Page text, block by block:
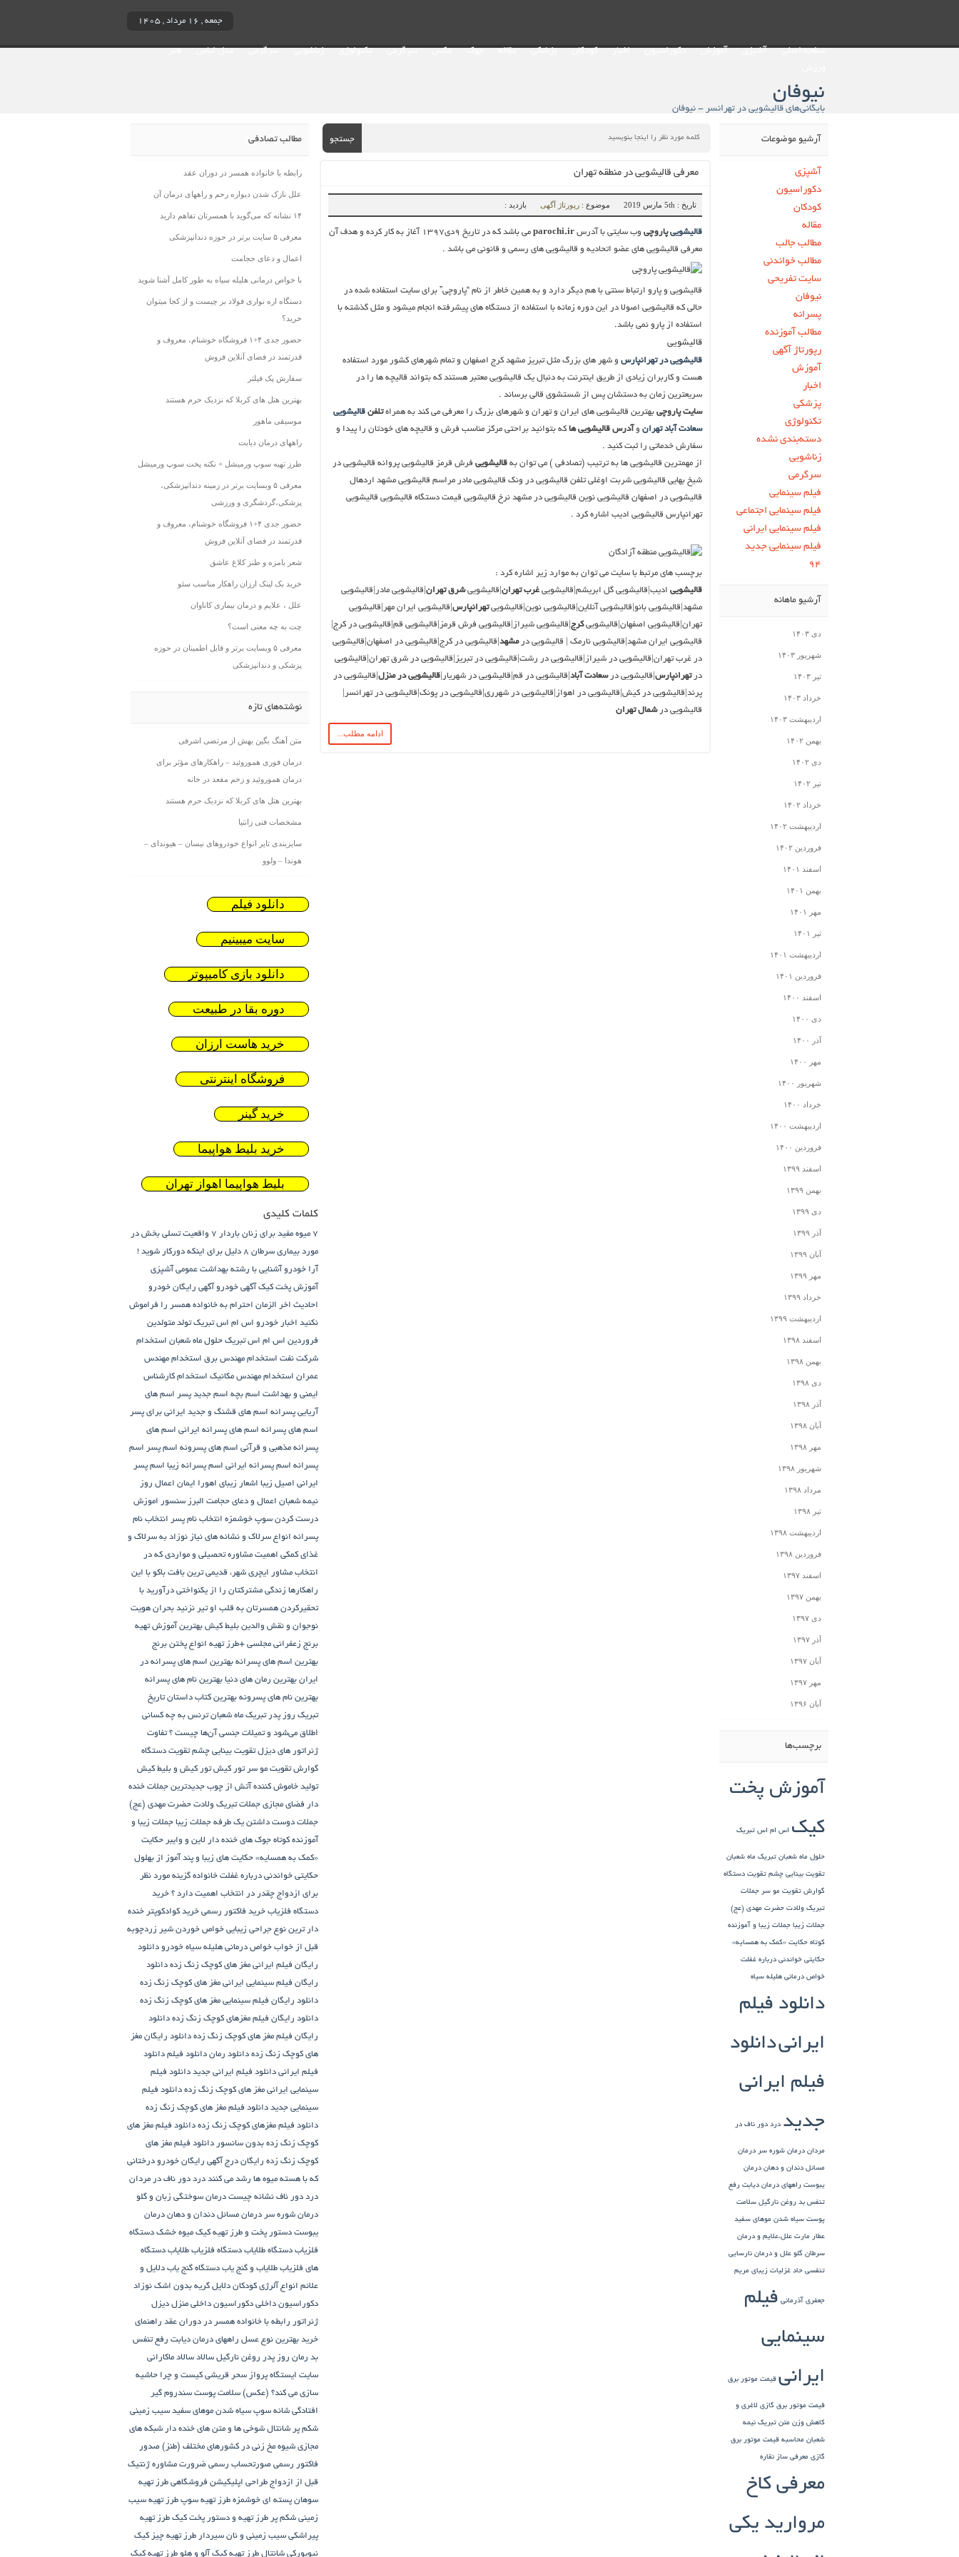
جمعه , ۱۶ مرداد , ۱۴۰۵
نیوفان
بایگانی‌های قالیشویی در تهرانسر - نیوفان
جستجو
معرفی قالیشویی در منطقه تهران
تاریخ : 5th مارس 2019 موضوع : رپورتاژ آگهی بازدید :
قالیشویی پاروچی وب سایتی با آدرس parochi.ir
می باشد که در تاریخ ۹دی۱۳۹۷ آغاز به کار کرده و هدف آن
معرفی قالیشویی های عضو اتحادیه و قالیشویی های رسمی و قانونی می باشد .
قالیشویی و پارو ارتباط سنتی با هم دیگر دارد و به همین خاطر از نام “پاروچی” برای سایت استفاده شده در
حالی که قالیشویی اصولا در این دوره زمانه با استفاده از دستگاه های پیشرفته انجام میشود و مثل گذشته با
استفاده از پارو نمی باشد.
قالیشویی
قالیشویی در تهرانپارس و شهر های بزرگ مثل تبریز مشهد کرج اصفهان و تمام شهرهای کشور مورد استفاده
هست و کاربران زیادی از طریق اینترنت به دنبال یک قالیشویی معتبر هستند که بتواند قالیچه ها را در
سریعترین زمان به دستشان پس از شستشوی قالی برساند .
سایت پاروچی بهترین قالیشویی های ایران و تهران و شهرهای بزرگ را معرفی می کند به همراهتلفن قالیشویی
سعادت آباد تهران و آدرس قالیشویی ها که بتوانید براحتی مرکز مناسب فرش و قالیچه های خودتان را پیدا و
سفارش خدماتی را ثبت کنید .
از مهمترین قالیشویی ها به ترتیب (تصادفی ) می توان به قالیشویی فرش قرمز قالیشویی پروانه قالیشویی در
شیخ بهایی قالیشویی شربت اوغلی تلفن قالیشویی در ونک قالیشویی مادر مراسم قالیشویی مشهد اردهال
قالیشویی در اصفهان قالیشویی نوین قالیشویی در مشهد نرخ قالیشویی قیمت دستگاه قالیشویی قالیشویی
تهرانپارس قالیشویی ادیب اشاره کرد .
برچسب های مرتبط با سایت می توان به موارد زیر اشاره کرد :
قالیشویی ادیب|قالیشویی گل ابریشم|قالیشویی غرب تهران |قالیشوییشرق تهران |قالیشویی مادر|قالیشویی
مشهد|قالیشویی بانو|قالیشویی آنلاین|قالیشویی نوین|قالیشوییتهرانپارس |قالیشویی ایران مهر|قالیشویی
تهران|قالیشویی اصفهان|قالیشوییکرج |قالیشویی شیراز|قالیشویی فرش قرمز|قالیشویی قم|قالیشویی در کرج|
قالیشویی ایران مشهد|قالیشویی نارمک | قالیشویی درمشهد |قالیشویی در کرج|قالیشویی در اصفهان|قالیشویی
در غرب تهران|قالیشویی در شیراز|قالیشویی در رشت|قالیشویی در تبریز|قالیشویی در شرق تهران|قالیشویی
درتهرانپارس |قالیشویی درسعادت آباد |قالیشویی در قم|قالیشویی در شهریار| قالیشویی در منزل |قالیشویی در
پرند|قالیشویی در کیش|قالیشویی در اهواز|قالیشویی در شهرری|قالیشویی در پونک|قالیشویی در تهرانسر|
قالیشویی درشمال تهران
ادامه مطلب...
آرشیو موضوعات
آشپزی
دکوراسیون
کودکان
مقاله
مطالب جالب
مطالب خواندنی
سایت تفریحی
نیوفان
پسرانه
مطالب آموزنده
رپورتاژ آگهی
آموزش
اخبار
پزشکی
تکنولوژی
دسته‌بندی نشده
زناشویی
سرگرمی
فیلم سینمایی
فیلم سینمایی اجتماعی
فیلم سینمایی ایرانی
فیلم سینمایی جدید
۹۴
آرشیو ماهانه
دی ۱۴۰۳
شهریور ۱۴۰۳
تیر ۱۴۰۳
خرداد ۱۴۰۳
اردیبهشت ۱۴۰۳
بهمن ۱۴۰۲
دی ۱۴۰۲
تیر ۱۴۰۲
خرداد ۱۴۰۲
اردیبهشت ۱۴۰۲
فروردین ۱۴۰۲
اسفند ۱۴۰۱
بهمن ۱۴۰۱
مهر ۱۴۰۱
تیر ۱۴۰۱
اردیبهشت ۱۴۰۱
فروردین ۱۴۰۱
اسفند ۱۴۰۰
دی ۱۴۰۰
آذر ۱۴۰۰
مهر ۱۴۰۰
شهریور ۱۴۰۰
خرداد ۱۴۰۰
اردیبهشت ۱۴۰۰
فروردین ۱۴۰۰
اسفند ۱۳۹۹
بهمن ۱۳۹۹
دی ۱۳۹۹
آذر ۱۳۹۹
آبان ۱۳۹۹
مهر ۱۳۹۹
خرداد ۱۳۹۹
اردیبهشت ۱۳۹۹
اسفند ۱۳۹۸
بهمن ۱۳۹۸
دی ۱۳۹۸
آذر ۱۳۹۸
آبان ۱۳۹۸
مهر ۱۳۹۸
شهریور ۱۳۹۸
مرداد ۱۳۹۸
تیر ۱۳۹۸
اردیبهشت ۱۳۹۸
فروردین ۱۳۹۸
اسفند ۱۳۹۷
بهمن ۱۳۹۷
دی ۱۳۹۷
آذر ۱۳۹۷
آبان ۱۳۹۷
مهر ۱۳۹۷
آبان ۱۳۹۶
برچسب‌ها
آموزش پخت
کیک اس ام اس تبریک
حلول ماه شعبان تبریک ماه شعبان
تقویت بینایی چشم تقویت دستگاه
گوارش تقویت مو سر جملات
تبریک ولادت حضرت مهدی (عج)
جملات زیبا جملات زیبا و آموزنده
کوتاه حکایت «کمک به همسایه»
حکایتی خواندنی درباره غفلت
خواص درمانی هلیله سیاه
دانلود فیلم
ایرانیدانلود
فیلم ایرانی
جدید درد دور ناف در
مردان درمان شوره سر درمان
مسائل دندان و دهان درمان
یبوست راههای درمان دیابت رفع
تنفس بد روغن نارگیل سلامت
پوست سیاه شدن موهای سفید
عطار مارت علل،علایم و درمان
سرطان گلو علل و درمان نارسایی
تنفسی حاد غزلیات زیبای مریم
جعفری آذرمانی فیلم
سینمایی
ایرانی قیمت موتور برق
قیمت موتور برق گازی لاغری و
کاهش وزن متن تبریک نیمه
شعبان محاسبه قیمت موتور برق
گازی معرفی ساز نقاره
معرفی کاخ
مروارید یکی
مطالب تصادفی
رابطه با خانواده همسر در دوران عقد
علل نازک شدن دیواره رحم و راههای درمان آن
۱۴ نشانه که می‌گوید با همسرتان تفاهم دارید
معرفی ۵ سایت برتر در حوزه دندانپزشکی
اعمال و دعای حجامت
با خواص درمانی هلیله سیاه به طور کامل آشنا شوید
دستگاه اره نواری فولاد بر چیست و از کجا میتوان
خرید؟
حضور جدی ۴+۱ فروشگاه خوشنام، معروف و
قدرتمند در فضای آنلاین فروش
سفارش پک فیلتر
بهترین هتل های کربلا که نزدیک حرم هستند
موسیقی ماهور
راههای درمان دیابت
طرز تهیه سوپ ورمیشل + نکته پخت سوپ ورمیشل
معرفی ۵ وبسایت برتر در زمینه دندانپزشکی،
پزشکی،گردشگری و ورزشی
حضور جدی ۴+۱ فروشگاه خوشنام، معروف و
قدرتمند در فضای آنلاین فروش
شعر بامزه و طنز کلاغ عاشق
خرید بک لینک ارزان راهکار مناسب سئو
علل ، علایم و درمان بیماری کاناوان
چت به چه معنی است؟
معرفی ۵ وبسایت برتر و قابل اطمینان در حوزه
پزشکی و دندانپزشکی
نوشته‌های تازه
متن آهنگ بگین بهش از مرتضی اشرفی
درمان فوری هموروئید – راهکارهای مؤثر برای
درمان هموروئید و زخم مقعد در خانه
بهترین هتل های کربلا که نزدیک حرم هستند
مشخصات فنی زانتیا
سایزبندی تایر انواع خودروهای نیسان – هیوندای –
هوندا – ولوو
دانلود فیلم
سایت میبینیم
دانلود بازی کامیپوتر
دوره بقا در طبیعت
خرید هاست ارزان
فروشگاه اینترنتی
خرید گینر
خرید بلیط هواپیما
بلیط هواپیما اهواز تهران
کلمات کلیدی
7 میوه مفید برای زنان باردار
7 واقعیت تسلی بخش در
مورد بیماری سرطان 8 دلیل برای اینکه دورکار شوید !
آرا خودرو آشنایی با رشته بهداشت عمومی آشپزی
آموزش پخت کیک آگهی خودرو آگهی رایگان خودرو
احادیث اخر الزمان احترام به خانواده همسر را فراموش
نکنید اخبار خودرو اس ام اس تبریک تولد متولدین
فروردین اس ام اس تبریک حلول ماه شعبان استخدام
شرکت نفت استخدام مهندس برق استخدام مهندس
عمران استخدام مهندس مکانیک استخدام کارشناس
ایمنی و بهداشت اسم بچه اسم جدید پسر اسم های
آریایی پسرانه اسم های قشنگ و جدید ایرانی برای پسر
اسم های پسرانه اسم های پسرانه ایرانی اسم های
پسرانه مذهبی و قرآنی اسم های پسرونه اسم پسر اسم
پسرانه اسم پسرانه ایرانی اسم پسرانه زیبا اسم پسر
ایرانی اصیل زیبا اشعار زیبای اهورا ایمان اعمال روز
نیمه شعبان اعمال و دعای حجامت البرز سنسور اموزش
درست کردن سوپ خوشمزه انتخاب نام پسر انتخاب نام
پسرانه انواع سرلاک و نشانه های نیاز نوزاد به سرلاک و
غذای کمکی اهمیت مشاوره تحصیلی و مواردی که در
انتخاب مشاور ایچری شهر، قدیمی ترین بافت باکو با این
راهکارها زندگی مشترکتان را از یکنواختی درآورید با
تحقیرکردن همسرتان به قلب او تیر نزنید بحران هویت
نوجوان و نقش والدین بلیط کیش بهترین آموزش تهیه
برنج زعفرانی مجلسی +طرز تهیه انواع پختن برنج
بهترین اسم های پسرانه بهترین اسم های پسرانه در
ایران بهترین رمان های دنیا بهترین نام های پسرانه
بهترین نام های پسرونه بهترین کتاب داستان تاریخ
تبریک روز پدر تبریک ماه شعبان ترنس به چه کسانی
اطلاق می‌شود و تمیلات جنسی آن‌ها چیست ؟ تفاوت
ژنراتور های دیزل تقویت بینایی چشم تقویت دستگاه
گوارش تقویت مو سر تور کیش تور کیش و بلیط کیش
تولید خاموش کننده آتش از چوب جدیدترین جملات خنده
دار فضای مجازی جملات تبریک ولادت حضرت مهدی (عج)
جملات دوست داشتن یک طرفه جملات زیبا جملات زیبا و
آموزنده کوتاه جوک های خنده دار لاین و وایبر حکایت
«کمک به همسایه» حکایت های زیبا و پند آموز از بهلول
حکایتی خواندنی درباره غفلت خانواده گزینه مورد نظر
برای ازدواج چقدر در انتخاب اهمیت دارد ؟ خرید
دستگاه فلزیاب خرید فاکتور رسمی خرید کوادکوپتر خنده
دار ترین نوع جراحی زیبایی خواص خوردن شیر زردچوبه
قبل از خواب خواص درمانی هلیله سیاه خودرو دانلود
رایگان فیلم ایرانی مغز های کوچک زنگ زده دانلود
رایگان فیلم سینمایی ایرانی مغز های کوچک زنگ زده
دانلود رایگان فیلم سینمایی مغز های کوچک زنگ زده
دانلود رایگان فیلم مغزهای کوچک زنگ زده دانلود
رایگان فیلم مغز های کوچک زنگ زده دانلود رایگان مغز
های کوچک زنگ زده دانلود رمان دانلود فیلم دانلود
فیلم ایرانی دانلود فیلم ایرانی جدید دانلود فیلم
سینمایی ایرانی مغز های کوچک زنگ زده دانلود فیلم
سینمایی جدید دانلود فیلم مغز های کوچک زنگ زده
دانلود فیلم مغزهای کوچک زنگ زده دانلود فیلم مغز های
کوچک زنگ زده بدون سانسور دانلود فیلم مغز های
کوچک زنگ زده رایگان درج آگهی رایگان خودرو درختانی
که با هسته میوه ها رشد می کنند درد دور ناف در مردان
درد دور ناف نشانه چیست درمان سوختگی زبان و گلو
درمان شوره سر درمان مسائل دندان و دهان درمان
یبوست دستور پخت و طرز تهیه کیک میوه خشک دستگاه
فلزیاب دستگاه‌ طلایاب دستگاه‌ فلزیاب طلایاب دستگاه‌
های فلزیاب طلایاب و گنج‌ یاب دستگاه‌ گنج‌ یاب دلایل و
علائم انواع آلرژی کودکان دلایل گریه بدون اشک نوزاد
دکوراسیون داخلی دکوراسیون داخلی منزل دیزل
ژنراتور رابطه با خانواده همسر در دوران عقد راهنمای
خرید بهترین نوع عسل راههای درمان دیابت رفع تنفس
بد رمان روز پدر روغن نارگیل سالاد سالاد ماکارانی
سایت ایستگاه پرواز سحر قریشی کیست و چرا حاشیه
سازی می کند؟ (عکس) سلامت پوست سندروم گیر
افتادگی شانه سوپ سیاه شدن موهای سفید سیب زمینی
شکم پر شانتال شوخی ها و متن های خنده دار شبکه های
مجازی شیوه مخ زنی در کشورهای مختلف (طنز) صدور
فاکتور رسمی صورتحساب رسمی ضرورت مشاوره ژنتیک
قبل از ازدواج طراحی اپلیکیشن فروشگاهی طرز تهیه
سوهان پسته ای خوشمزه طرز تهیه سوپ طرز تهیه سیب
زمینی شکم پر طرز تهیه و دستور پخت کیک طرز تهیه
پیراشكی سيب زمينی و نان سیردار طرز تهیه چیز کیک
نیویورکی شانتال طرز تهیه کیک آلو و هلو طرز تهیه کیک